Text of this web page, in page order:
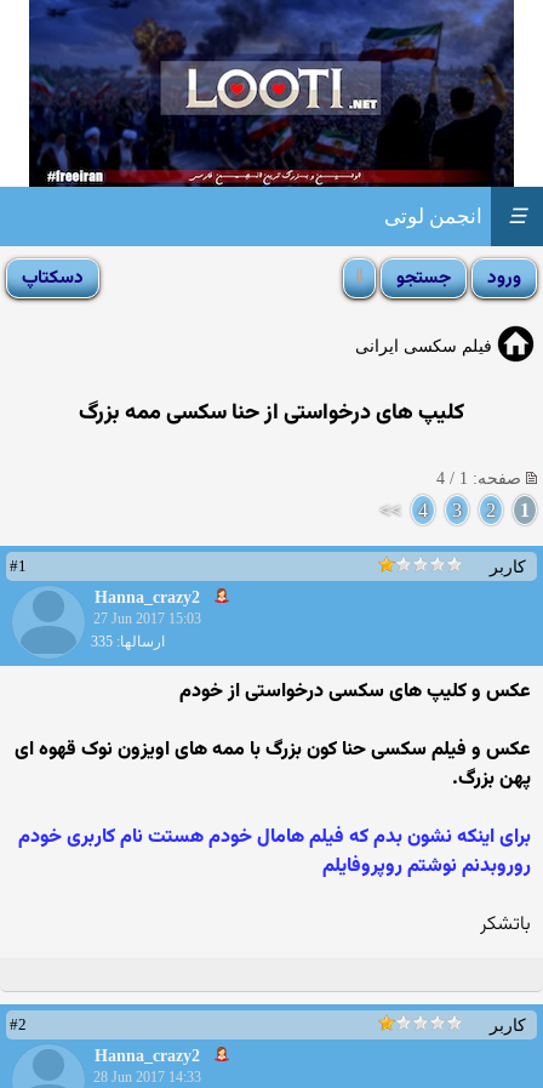
انجمن لوتی ☰
فیلم سکسی ایرانی
کلیپ های درخواستی از حنا سکسی ممه بزرگ
صفحه: 1 / 4
1
2
3
4
>>
کاربر
#1
Hanna_crazy2
27 Jun 2017 15:03
ارسالها: 335
عکس و کلیپ های سکسی درخواستی از خودم
عکس و فیلم سکسی حنا کون بزرگ با ممه های اویزون نوک قهوه ای
پهن بزرگ.
برای اینکه نشون بدم که فیلم هامال خودم هستت نام کاربری خودم
روروبدنم نوشتم روپروفایلم
باتشکر
کاربر
#2
Hanna_crazy2
28 Jun 2017 14:33